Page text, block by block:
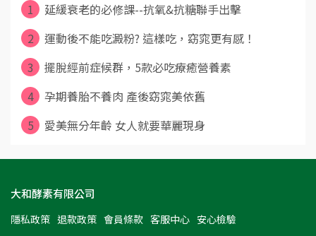
1
延緩衰老的必修課--抗氧&抗糖聯手出擊
2
運動後不能吃澱粉? 這樣吃，窈窕更有感！
3
擺脫經前症候群，5款必吃療癒營養素
4
孕期養胎不養肉 產後窈窕美依舊
5
愛美無分年齡 女人就要華麗現身
大和酵素有限公司
隱私政策 退款政策 會員條款 客服中心 安心檢驗